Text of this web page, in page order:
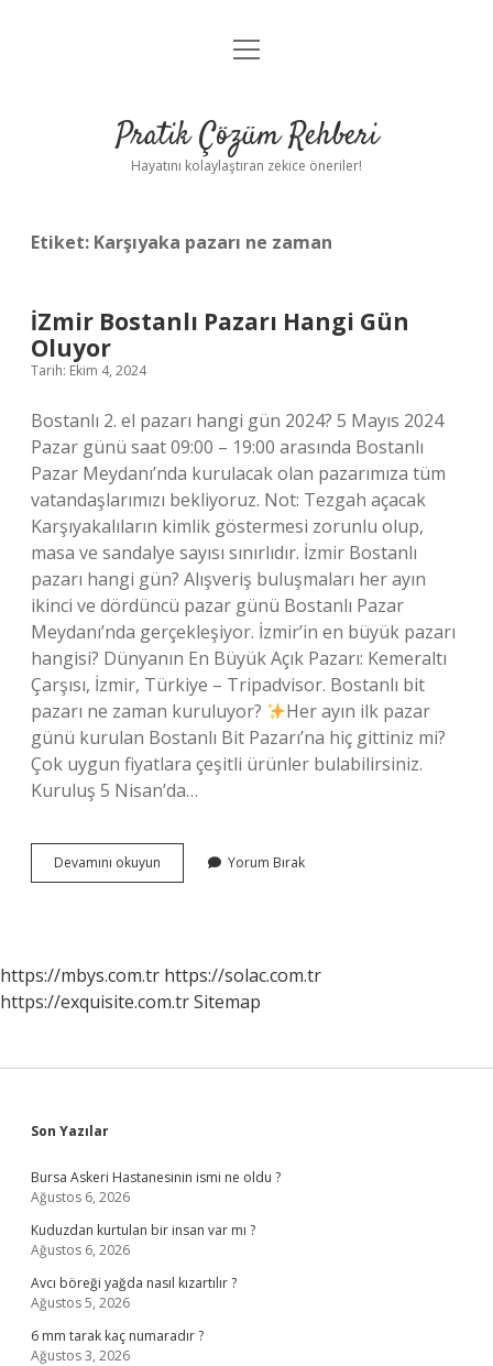
Anasayfa
Yasal Uyarı
menüyü
Pratik Çözüm Rehberi
Hayatını kolaylaştıran zekice öneriler!
Etiket: Karşıyaka pazarı ne zaman
İZmir Bostanlı Pazarı Hangi Gün
Oluyor
Tarih: Ekim 4, 2024
Bostanlı 2. el pazarı hangi gün 2024? 5 Mayıs 2024
Pazar günü saat 09:00 – 19:00 arasında Bostanlı
Pazar Meydanı’nda kurulacak olan pazarımıza tüm
vatandaşlarımızı bekliyoruz. Not: Tezgah açacak
Karşıyakalıların kimlik göstermesi zorunlu olup,
masa ve sandalye sayısı sınırlıdır. İzmir Bostanlı
pazarı hangi gün? Alışveriş buluşmaları her ayın
ikinci ve dördüncü pazar günü Bostanlı Pazar
Meydanı’nda gerçekleşiyor. İzmir’in en büyük pazarı
hangisi? Dünyanın En Büyük Açık Pazarı: Kemeraltı
Çarşısı, İzmir, Türkiye – Tripadvisor. Bostanlı bit
pazarı ne zaman kuruluyor?
Her ayın ilk pazar
günü kurulan Bostanlı Bit Pazarı’na hiç gittiniz mi?
Çok uygun fiyatlara çeşitli ürünler bulabilirsiniz.
Kuruluş 5 Nisan’da…
Devamını okuyun
Bostanlı
Yorum Bırak
https://mbys.com.tr https://solac.com.tr
https://exquisite.com.trSitemap
Sidebar
Son Yazılar
Bursa Askeri Hastanesinin ismi ne oldu ?
Ağustos 6, 2026
Kuduzdan kurtulan bir insan var mı ?
Ağustos 6, 2026
Avcı böreği yağda nasıl kızartılır ?
Ağustos 5, 2026
6 mm tarak kaç numaradır ?
Ağustos 3, 2026